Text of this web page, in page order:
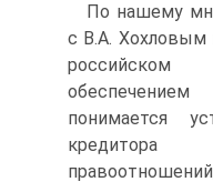
По нашему
с В.А.
российском
обеспечением
понимается